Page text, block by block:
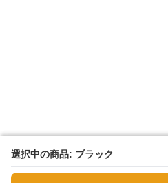
選択中の商品: ブラック
選択中の商品: ブラック